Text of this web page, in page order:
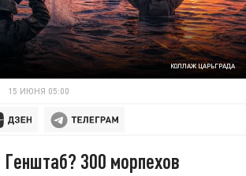
КОЛЛАЖ ЦАРЬГРАДА
15 ИЮНЯ 05:00
300 морпехов